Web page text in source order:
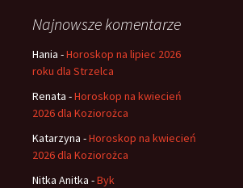
Najnowsze komentarze
Hania -Horoskop na lipiec 2026
roku dla Strzelca
Renata -Horoskop na kwiecień
2026 dla Koziorożca
Katarzyna -Horoskop na kwiecień
2026 dla Koziorożca
Nitka Anitka -Byk